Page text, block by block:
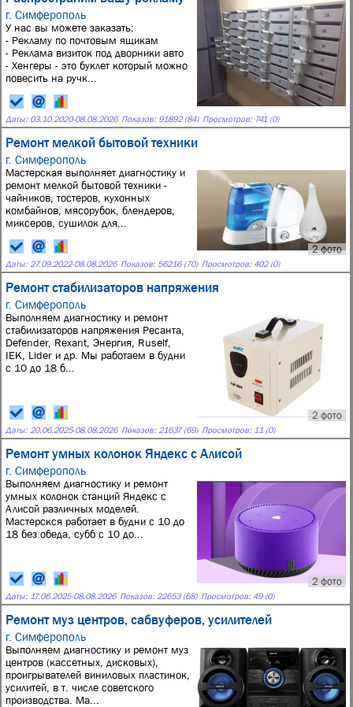
г. Симферополь
У нас вы можете заказать:
- Рекламу по почтовым ящикам
- Реклама визиток под дворники авто
- Хенгеры - это буклет который можно
повесить на ручк...
Даты: 03.10.2020-08.08.2026 Показов: 91892 (84) Просмотров: 741 (0)
Ремонт мелкой бытовой техники
г. Симферополь
2 фото
Мастерская выполняет диагностику и
ремонт мелкой бытовой техники -
чайников, тостеров, кухонных
комбайнов, мясорубок, блендеров,
миксеров, сушилок для...
Даты: 27.09.2022-08.08.2026 Показов: 56216 (70) Просмотров: 402 (0)
Ремонт стабилизаторов напряжения
г. Симферополь
2 фото
Выполняем диагностику и ремонт
стабилизаторов напряжения Ресанта,
Defender, Rexant, Энергия, Ruself,
IEK, Lider и др. Мы работаем в будни
с 10 до 18 б...
Даты: 20.06.2025-08.08.2026 Показов: 21637 (69) Просмотров: 11 (0)
Ремонт умных колонок Яндекс с Алисой
г. Симферополь
2 фото
Выполняем диагностику и ремонт
умных колонок станций Яндекс с
Алисой различных моделей.
Мастерскся работает в будни с 10 до
18 без обеда, субб с 10 до...
Даты: 17.06.2025-08.08.2026 Показов: 22653 (68) Просмотров: 49 (0)
Ремонт муз центров, сабвуферов, усилителей
г. Симферополь
Выполняем диагностику и ремонт муз
центров (кассетных, дисковых),
проигрывателей виниловых пластинок,
усилитей, в т. числе советского
производства. Ма...